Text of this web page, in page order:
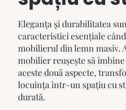
Eleganța și durabilitatea
caracteristici esențiale
mobilierul din lemn masiv.
mobilier reușește să
aceste două aspecte,
locuința într-un spațiu cu
durată.